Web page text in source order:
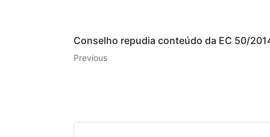
Conselho repudia conteúdo da EC 50/
Previous